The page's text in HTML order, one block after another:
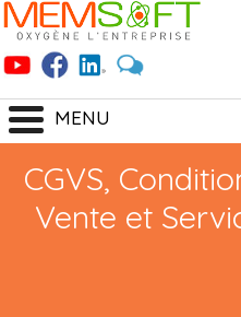
MENU
CGVS,
Vente et